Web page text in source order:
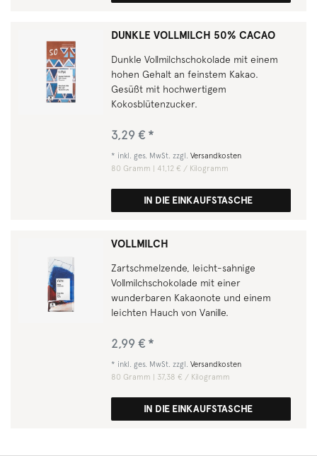
DUNKLE VOLLMILCH 50% CACAO
Dunkle Vollmilchschokolade mit einem
hohen Gehalt an feinstem Kakao.
Gesüßt mit hochwertigem
Kokosblütenzucker.
3,29 € *
* inkl. ges. MwSt. zzgl.Versandkosten
80 Gramm | 41,12 € / Kilogramm
IN DIE EINKAUFSTASCHE
VOLLMILCH
Zartschmelzende, leicht-sahnige
Vollmilchschokolade mit einer
wunderbaren Kakaonote und einem
leichten Hauch von Vanille.
2,99 € *
* inkl. ges. MwSt. zzgl.Versandkosten
80 Gramm | 37,38 € / Kilogramm
IN DIE EINKAUFSTASCHE